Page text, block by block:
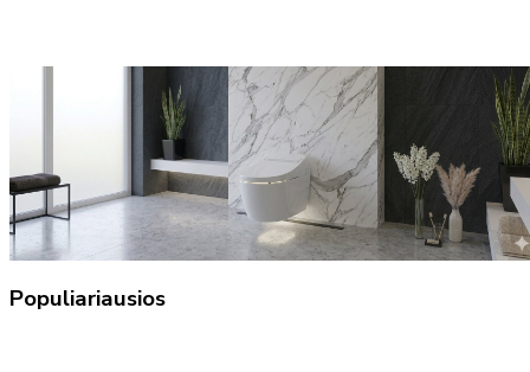
Populiariausios